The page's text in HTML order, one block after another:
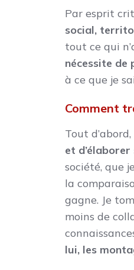
Par esprit
social,
tout ce qui
nécessite de
à ce que je
Comment
Tout d’abord,
et
société, que
la
gagne. Je
moins de
lui, les